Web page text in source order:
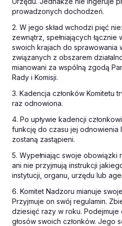
prowadzonych dochodzeń.
2. W jego skład wchodzi pięć
zewnątrz, spełniających łącznie
swoich krajach do sprawowania
związanych z obszarem
mianowani za wspólną zgodą
Rady i Komisji.
3. Kadencja członków Komitetu
raz odnowiona.
4. Po upływie kadencji
funkcję do czasu jej odnowienia
zostaną zastąpieni.
5. Wypełniając swoje obowiązki
ani nie przyjmują instrukcji
instytucji, organu, urzędu lub
6. Komitet Nadzoru mianuje
Przyjmuje on swój regulamin.
dziesięć razy w roku.
głosów swoich członków. Jego